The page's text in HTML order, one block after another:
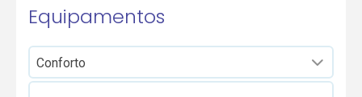
Equipamentos